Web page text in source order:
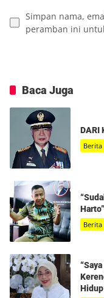
Simpan nama,
peramban ini
Baca Juga
DARI
Berita
Harto”
Berita